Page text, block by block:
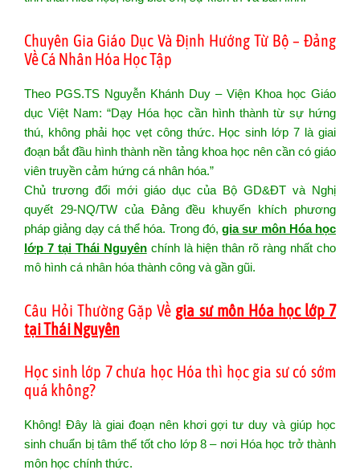
Chuyên Gia Giáo Dục Và Định Hướng Từ Bộ – Đảng
Về Cá Nhân Hóa Học Tập
Theo PGS.TS Nguyễn Khánh Duy – Viện Khoa học Giáo
dục Việt Nam: “Dạy Hóa học cần hình thành từ sự hứng
thú, không phải học vẹt công thức. Học sinh lớp 7 là giai
đoạn bắt đầu hình thành nền tảng khoa học nên cần có giáo
viên truyền cảm hứng cá nhân hóa.”
Chủ trương đổi mới giáo dục của Bộ GD&ĐT và Nghị
quyết 29-NQ/TW của Đảng đều khuyến khích phương
pháp giảng dạy cá thể hóa. Trong đó, gia sư môn Hóa học
lớp 7 tại Thái Nguyênchính là hiện thân rõ ràng nhất cho
mô hình cá nhân hóa thành công và gần gũi.
Câu Hỏi Thường Gặp Về gia sư môn Hóa học lớp 7
tại Thái Nguyên
Học sinh lớp 7 chưa học Hóa thì học gia sư có sớm
quá không?
Không! Đây là giai đoạn nên khơi gợi tư duy và giúp học
sinh chuẩn bị tâm thế tốt cho lớp 8 – nơi Hóa học trở thành
môn học chính thức.